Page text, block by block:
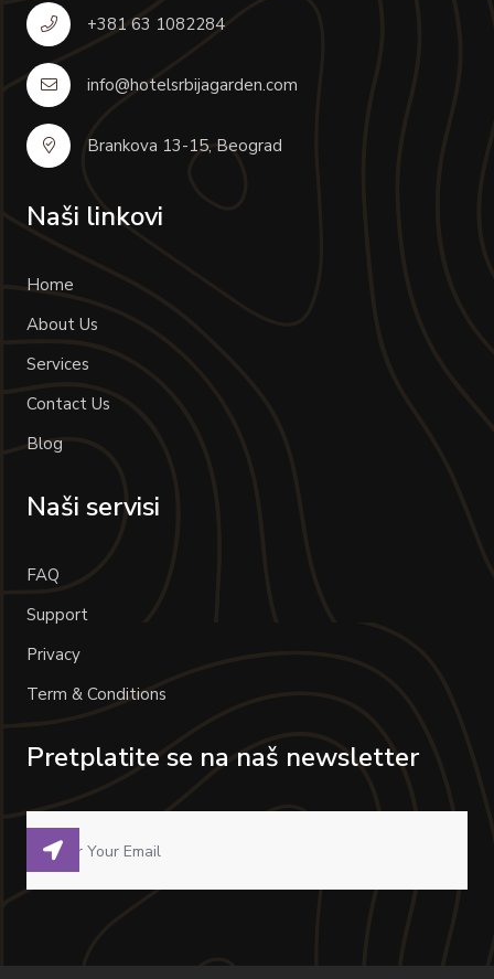
+381 63 1082284
info@hotelsrbijagarden.com
Brankova 13-15, Beograd
Naši linkovi
Home
About Us
Services
Contact Us
Blog
Naši servisi
FAQ
Support
Privacy
Term & Conditions
Pretplatite se na naš newsletter